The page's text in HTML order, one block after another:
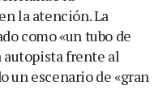
la atención. La
como «un tubo de
autopista frente al
un escenario de «gran